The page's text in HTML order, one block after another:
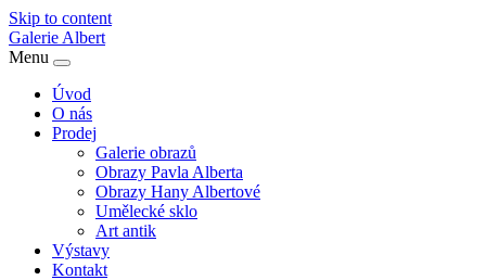
Skip to content
Galerie Albert
Menu
Úvod
O nás
Prodej
Galerie obrazů
Obrazy Pavla Alberta
Obrazy Hany Albertové
Umělecké sklo
Art antik
Výstavy
Kontakt